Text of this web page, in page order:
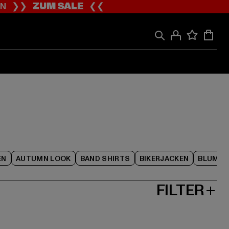
❯❯ZUM SALE❮❮
AUTUMN LOOK BAND SHIRTS BIKERJACKEN
FILTER